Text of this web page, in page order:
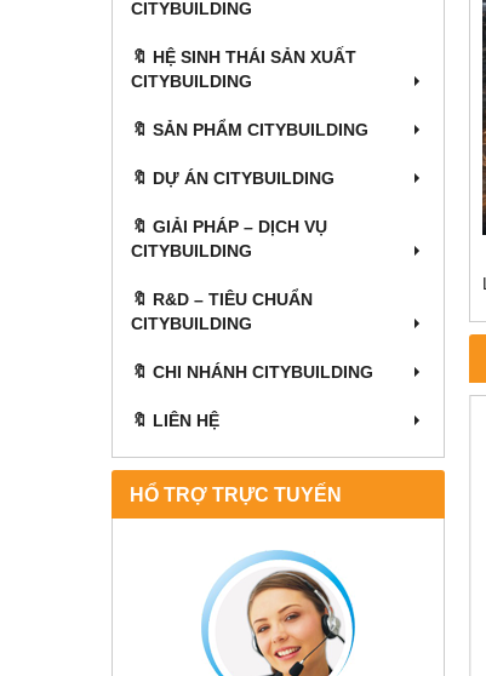
CITYBUILDING
🔖 HỆ SINH THÁI SẢN XUẤT
CITYBUILDING
🔖 SẢN PHẨM CITYBUILDING
🔖 DỰ ÁN CITYBUILDING
🔖 GIẢI PHÁP – DỊCH VỤ
CITYBUILDING
🔖​​​​​​​ R&D – TIÊU CHUẨN
CITYBUILDING
🔖 CHI NHÁNH CITYBUILDING
🔖 LIÊN HỆ
HỔ TRỢ TRỰC TUYẾN
📌 CHỨNG CHỈ – CAM KẾT CHẤT
LƯỢNG CITYBUILDING – TIÊU CHUẨN
& TRÁCH NHIỆM DÀI HẠN